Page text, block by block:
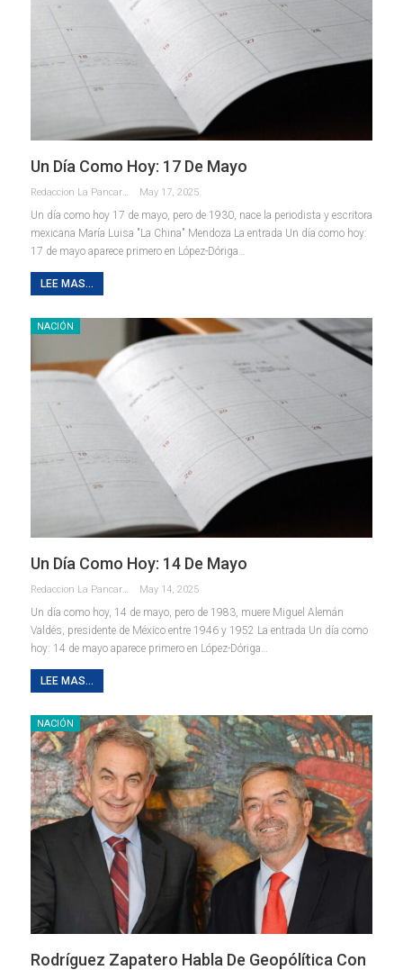
Un Día Como Hoy: 17 De Mayo
Redaccion La Pancarta De Quintana Roo May 17, 2025
Un día como hoy 17 de mayo, pero de 1930, nace la periodista y escritora
mexicana María Luisa "La China" Mendoza La entrada Un día como hoy:
17 de mayo aparece primero en López-Dóriga…
LEE MAS...
NACIÓN
Un Día Como Hoy: 14 De Mayo
May 14, 2025
Un día como hoy, 14 de mayo, pero de 1983, muere Miguel Alemán
Valdés, presidente de México entre 1946 y 1952 La entrada Un día como
hoy: 14 de mayo aparece primero en López-Dóriga…
LEE MAS...
NACIÓN
Rodríguez Zapatero Habla De Geopólítica Con